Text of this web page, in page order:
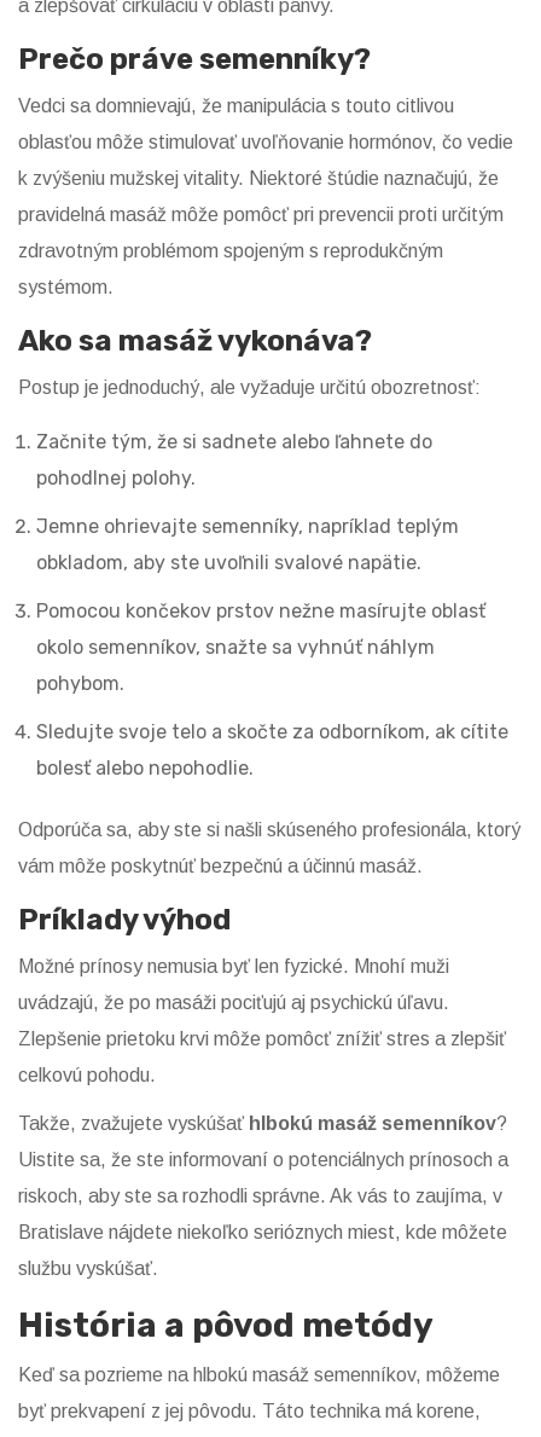
a zlepšovať cirkuláciu v oblasti panvy.
Prečo práve semenníky?
Vedci sa domnievajú, že manipulácia s touto citlivou
oblasťou môže stimulovať uvoľňovanie hormónov, čo vedie
k zvýšeniu mužskej vitality. Niektoré štúdie naznačujú, že
pravidelná masáž môže pomôcť pri prevencii proti určitým
zdravotným problémom spojeným s reprodukčným
systémom.
Ako sa masáž vykonáva?
Postup je jednoduchý, ale vyžaduje určitú obozretnosť:
Začnite tým, že si sadnete alebo ľahnete do
pohodlnej polohy.
Jemne ohrievajte semenníky, napríklad teplým
obkladom, aby ste uvoľnili svalové napätie.
Pomocou končekov prstov nežne masírujte oblasť
okolo semenníkov, snažte sa vyhnúť náhlym
pohybom.
Sledujte svoje telo a skočte za odborníkom, ak cítite
bolesť alebo nepohodlie.
Odporúča sa, aby ste si našli skúseného profesionála, ktorý
vám môže poskytnúť bezpečnú a účinnú masáž.
Príklady výhod
Možné prínosy nemusia byť len fyzické. Mnohí muži
uvádzajú, že po masáži pociťujú aj psychickú úľavu.
Zlepšenie prietoku krvi môže pomôcť znížiť stres a zlepšiť
celkovú pohodu.
Takže, zvažujete vyskúšať hlbokú masáž semenníkov?
Uistite sa, že ste informovaní o potenciálnych prínosoch a
riskoch, aby ste sa rozhodli správne. Ak vás to zaujíma, v
Bratislave nájdete niekoľko serióznych miest, kde môžete
službu vyskúšať.
História a pôvod metódy
Keď sa pozrieme na hlbokú masáž semenníkov, môžeme
byť prekvapení z jej pôvodu. Táto technika má korene,